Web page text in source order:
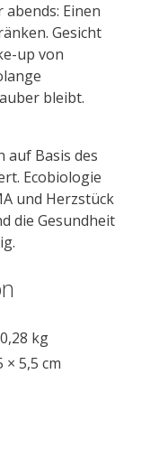
Einen
Gesicht
up von
bleibt.
auf Basis des
Ecobiologie
und Herzstück
die Gesundheit
0,28 kg
× 5,5 cm